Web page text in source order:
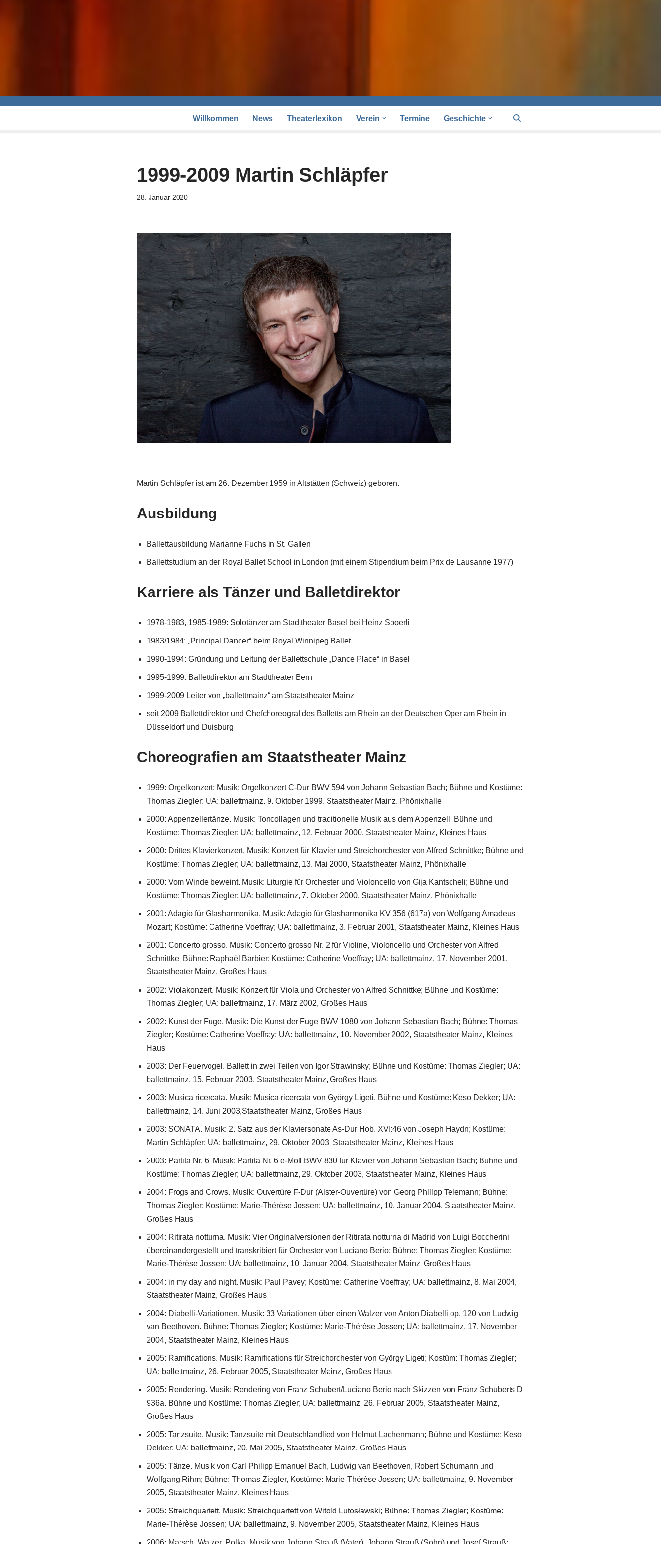
Willkommen News Theaterlexikon Verein Termine Geschichte
1999-2009 Martin Schläpfer
28. Januar 2020
Martin Schläpfer ist am 26. Dezember 1959 in Altstätten (Schweiz) geboren.
Ausbildung
Ballettausbildung Marianne Fuchs in St. Gallen
Ballettstudium an der Royal Ballet School in London (mit einem Stipendium beim Prix de Lausanne 1977)
Karriere als Tänzer und Balletdirektor
1978-1983, 1985-1989: Solotänzer am Stadttheater Basel bei Heinz Spoerli
1983/1984: „Principal Dancer“ beim Royal Winnipeg Ballet
1990-1994: Gründung und Leitung der Ballettschule „Dance Place“ in Basel
1995-1999: Ballettdirektor am Stadttheater Bern
1999-2009 Leiter von „ballettmainz“ am Staatstheater Mainz
seit 2009 Ballettdirektor und Chefchoreograf des Balletts am Rhein an der Deutschen Oper am Rhein in
Düsseldorf und Duisburg
Choreografien am Staatstheater Mainz
1999: Orgelkonzert: Musik: Orgelkonzert C-Dur BWV 594 von Johann Sebastian Bach; Bühne und Kostüme:
Thomas Ziegler; UA: ballettmainz, 9. Oktober 1999, Staatstheater Mainz, Phönixhalle
2000: Appenzellertänze. Musik: Toncollagen und traditionelle Musik aus dem Appenzell; Bühne und
Kostüme: Thomas Ziegler; UA: ballettmainz, 12. Februar 2000, Staatstheater Mainz, Kleines Haus
2000: Drittes Klavierkonzert. Musik: Konzert für Klavier und Streichorchester von Alfred Schnittke; Bühne und
Kostüme: Thomas Ziegler; UA: ballettmainz, 13. Mai 2000, Staatstheater Mainz, Phönixhalle
2000: Vom Winde beweint. Musik: Liturgie für Orchester und Violoncello von Gija Kantscheli; Bühne und
Kostüme: Thomas Ziegler; UA: ballettmainz, 7. Oktober 2000, Staatstheater Mainz, Phönixhalle
2001: Adagio für Glasharmonika. Musik: Adagio für Glasharmonika KV 356 (617a) von Wolfgang Amadeus
Mozart; Kostüme: Catherine Voeffray; UA: ballettmainz, 3. Februar 2001, Staatstheater Mainz, Kleines Haus
2001: Concerto grosso. Musik: Concerto grosso Nr. 2 für Violine, Violoncello und Orchester von Alfred
Schnittke; Bühne: Raphaël Barbier; Kostüme: Catherine Voeffray; UA: ballettmainz, 17. November 2001,
Staatstheater Mainz, Großes Haus
2002: Violakonzert. Musik: Konzert für Viola und Orchester von Alfred Schnittke; Bühne und Kostüme:
Thomas Ziegler; UA: ballettmainz, 17. März 2002, Großes Haus
2002: Kunst der Fuge. Musik: Die Kunst der Fuge BWV 1080 von Johann Sebastian Bach; Bühne: Thomas
Ziegler; Kostüme: Catherine Voeffray; UA: ballettmainz, 10. November 2002, Staatstheater Mainz, Kleines
Haus
2003: Der Feuervogel. Ballett in zwei Teilen von Igor Strawinsky; Bühne und Kostüme: Thomas Ziegler; UA:
ballettmainz, 15. Februar 2003, Staatstheater Mainz, Großes Haus
2003: Musica ricercata. Musik: Musica ricercata von György Ligeti. Bühne und Kostüme: Keso Dekker; UA:
ballettmainz, 14. Juni 2003,Staatstheater Mainz, Großes Haus
2003: SONATA. Musik: 2. Satz aus der Klaviersonate As-Dur Hob. XVI:46 von Joseph Haydn; Kostüme:
Martin Schläpfer; UA: ballettmainz, 29. Oktober 2003, Staatstheater Mainz, Kleines Haus
2003: Partita Nr. 6. Musik: Partita Nr. 6 e-Moll BWV 830 für Klavier von Johann Sebastian Bach; Bühne und
Kostüme: Thomas Ziegler; UA: ballettmainz, 29. Oktober 2003, Staatstheater Mainz, Kleines Haus
2004: Frogs and Crows. Musik: Ouvertüre F-Dur (Alster-Ouvertüre) von Georg Philipp Telemann; Bühne:
Thomas Ziegler; Kostüme: Marie-Thérèse Jossen; UA: ballettmainz, 10. Januar 2004, Staatstheater Mainz,
Großes Haus
2004: Ritirata notturna. Musik: Vier Originalversionen der Ritirata notturna di Madrid von Luigi Boccherini
übereinandergestellt und transkribiert für Orchester von Luciano Berio; Bühne: Thomas Ziegler; Kostüme:
Marie-Thérèse Jossen; UA: ballettmainz, 10. Januar 2004, Staatstheater Mainz, Großes Haus
2004: in my day and night. Musik: Paul Pavey; Kostüme: Catherine Voeffray; UA: ballettmainz, 8. Mai 2004,
Staatstheater Mainz, Großes Haus
2004: Diabelli-Variationen. Musik: 33 Variationen über einen Walzer von Anton Diabelli op. 120 von Ludwig
van Beethoven. Bühne: Thomas Ziegler; Kostüme: Marie-Thérèse Jossen; UA: ballettmainz, 17. November
2004, Staatstheater Mainz, Kleines Haus
2005: Ramifications. Musik: Ramifications für Streichorchester von György Ligeti; Kostüm: Thomas Ziegler;
UA: ballettmainz, 26. Februar 2005, Staatstheater Mainz, Großes Haus
2005: Rendering. Musik: Rendering von Franz Schubert/Luciano Berio nach Skizzen von Franz Schuberts D
936a. Bühne und Kostüme: Thomas Ziegler; UA: ballettmainz, 26. Februar 2005, Staatstheater Mainz,
Großes Haus
2005: Tanzsuite. Musik: Tanzsuite mit Deutschlandlied von Helmut Lachenmann; Bühne und Kostüme: Keso
Dekker; UA: ballettmainz, 20. Mai 2005, Staatstheater Mainz, Großes Haus
2005: Tänze. Musik von Carl Philipp Emanuel Bach, Ludwig van Beethoven, Robert Schumann und
Wolfgang Rihm; Bühne: Thomas Ziegler, Kostüme: Marie-Thérèse Jossen; UA: ballettmainz, 9. November
2005, Staatstheater Mainz, Kleines Haus
2005: Streichquartett. Musik: Streichquartett von Witold Lutosławski; Bühne: Thomas Ziegler; Kostüme:
Marie-Thérèse Jossen; UA: ballettmainz, 9. November 2005, Staatstheater Mainz, Kleines Haus
2006: Marsch, Walzer, Polka. Musik von Johann Strauß (Vater), Johann Strauß (Sohn) und Josef Strauß;